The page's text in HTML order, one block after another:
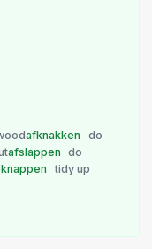
afknakken
do
afslappen
do
tidy up